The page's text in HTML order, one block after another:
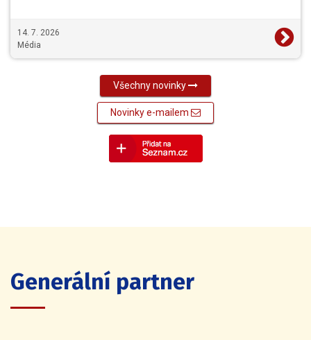
14. 7. 2026
Média
Všechny novinky
Novinky e-mailem
Generální partner